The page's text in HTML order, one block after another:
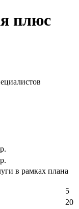
плюс
в рамках плана
5
20